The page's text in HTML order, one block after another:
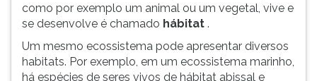
como por exemplo um animal ou um vegetal, vive e
se desenvolve é chamado hábitat .
Um mesmo ecossistema pode apresentar diversos
habitats. Por exemplo, em um ecossistema marinho,
há espécies de seres vivos de hábitat abissal e